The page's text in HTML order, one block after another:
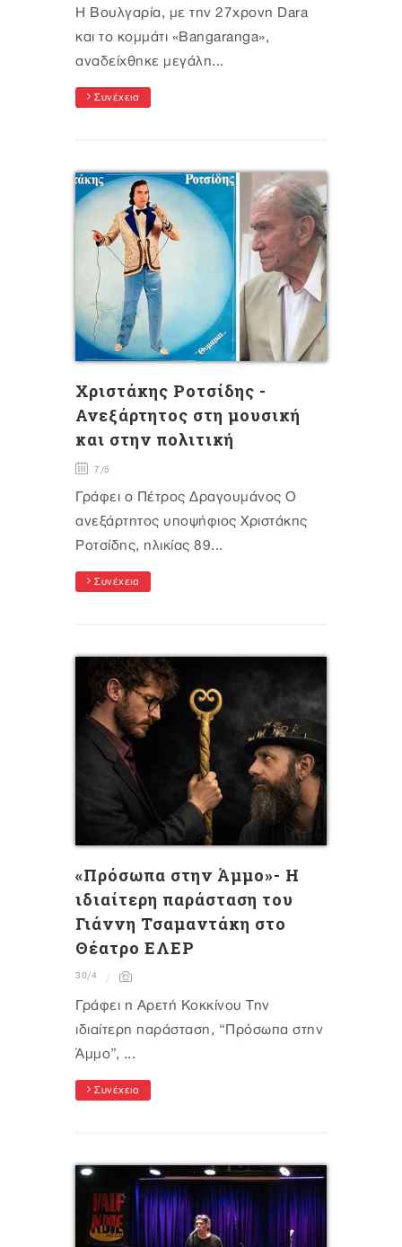
Η Βουλγαρία, με την 27χρονη Dara
και το κομμάτι «Bangaranga»,
αναδείχθηκε μεγάλη...
Συνέχεια
Χριστάκης Ροτσίδης -
Ανεξάρτητος στη μουσική
και στην πολιτική
7/5
Γράφει ο Πέτρος Δραγουμάνος Ο
ανεξάρτητος υποψήφιος Χριστάκης
Ροτσίδης, ηλικίας 89...
Συνέχεια
«Πρόσωπα στην Άμμο»- Η
ιδιαίτερη παράσταση του
Γιάννη Τσαμαντάκη στο
Θέατρο ΕΛΕΡ
30/4
Γράφει η Αρετή Κοκκίνου Την
ιδιαίτερη παράσταση, “Πρόσωπα στην
Άμμο”, ...
Συνέχεια